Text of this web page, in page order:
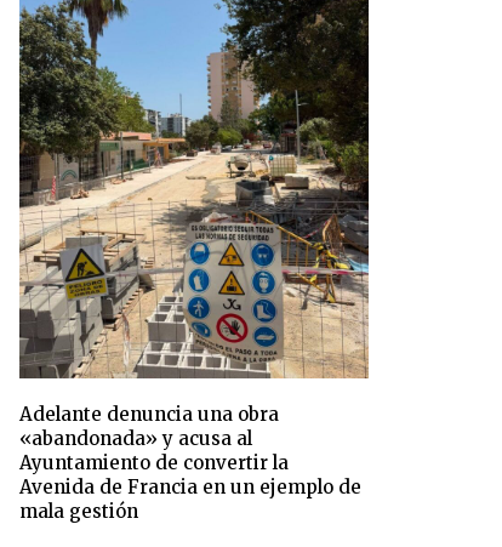
Adelante denuncia una obra
«abandonada» y acusa al
Ayuntamiento de convertir la
Avenida de Francia en un ejemplo de
mala gestión